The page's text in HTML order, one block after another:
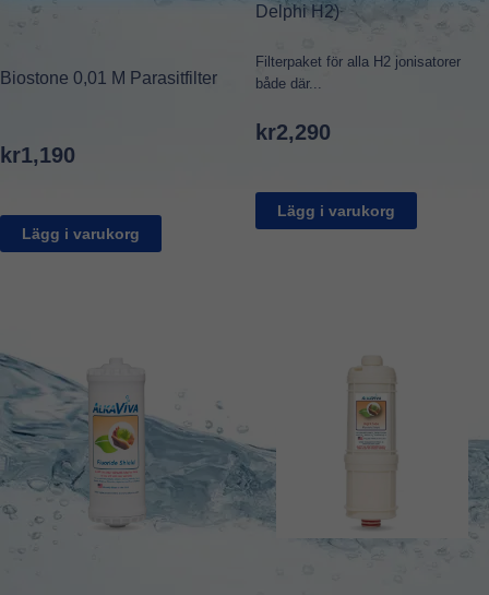
Biostone 0,01 M Parasitfilter
kr1,190
Lägg i varukorg
Delphi H2)
Filterpaket för alla H2 jonisatorer
både där...
kr2,290
Lägg i varukorg